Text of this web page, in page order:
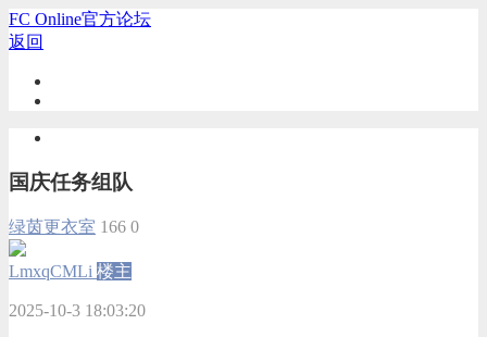
FC Online官方论坛
返回
国庆任务组队
绿茵更衣室 166 0
LmxqCMLi 楼主
2025-10-3 18:03:20